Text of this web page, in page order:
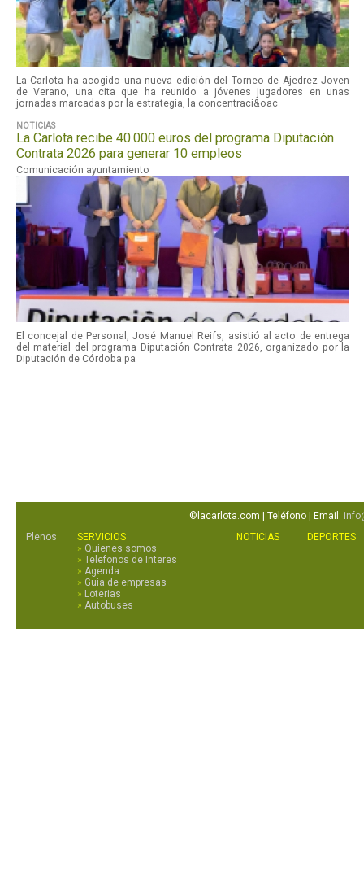
La Carlota ha acogido una nueva edición del Torneo de Ajedrez Joven
de Verano, una cita que ha reunido a jóvenes jugadores en unas
jornadas marcadas por la estrategia, la concentraci&oac
NOTICIAS
La Carlota recibe 40.000 euros del programa Diputación
Contrata 2026 para generar 10 empleos
Comunicación ayuntamiento
El concejal de Personal, José Manuel Reifs, asistió al acto de entrega
del material del programa Diputación Contrata 2026, organizado por la
Diputación de Córdoba pa
©lacarlota.com | Teléfono | Email:
Plenos
SERVICIOS
» Quienes somos
» Telefonos de Interes
» Agenda
» Guia de empresas
» Loterias
» Autobuses
NOTICIAS DEPORTES